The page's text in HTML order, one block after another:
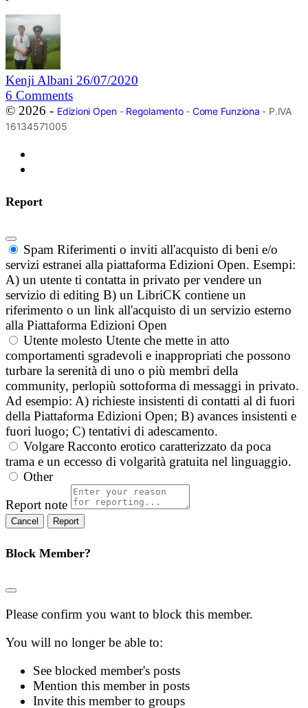
Kenji Albani 26/07/2020
6 Comments
© 2026 - Edizioni Open- Regolamento- Come Funziona - P.IVA
16134571005
Report
Spam Riferimenti o inviti all'acquisto di beni e/o
servizi estranei alla piattaforma Edizioni Open. Esempi:
A) un utente ti contatta in privato per vendere un
servizio di editing B) un LibriCK contiene un
riferimento o un link all'acquisto di un servizio esterno
alla Piattaforma Edizioni Open
Utente molesto Utente che mette in atto
comportamenti sgradevoli e inappropriati che possono
turbare la serenità di uno o più membri della
community, perlopiù sottoforma di messaggi in privato.
Ad esempio: A) richieste insistenti di contatti al di fuori
della Piattaforma Edizioni Open; B) avances insistenti e
fuori luogo; C) tentativi di adescamento.
Volgare Racconto erotico caratterizzato da poca
trama e un eccesso di volgarità gratuita nel linguaggio.
Other
Report note
Report
Block Member?
Please confirm you want to block this member.
You will no longer be able to:
See blocked member's posts
Mention this member in posts
Invite this member to groups